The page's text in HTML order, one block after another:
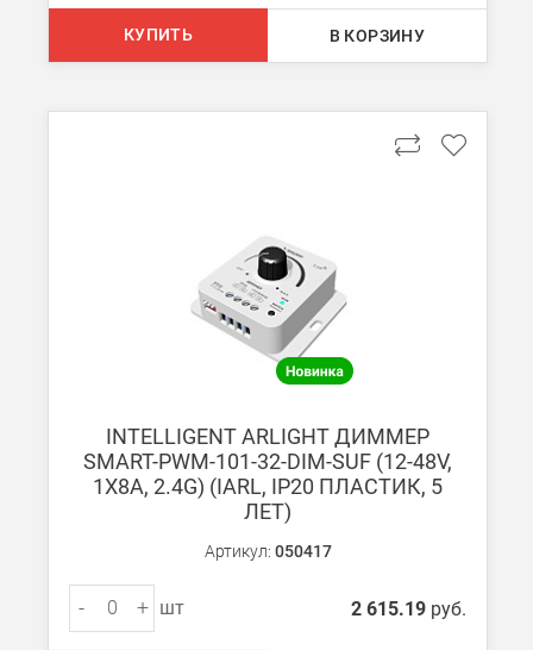
Подробнее обоплате и доставке
КУПИТЬ В КОРЗИНУ
INTELLIGENT ARLIGHT ДИММЕР
SMART-PWM-101-32-DIM-SUF (12-48V,
1X8A, 2.4G) (IARL, IP20 ПЛАСТИК, 5
ЛЕТ)
Артикул: 050417
- + шт 2 615.19 руб.